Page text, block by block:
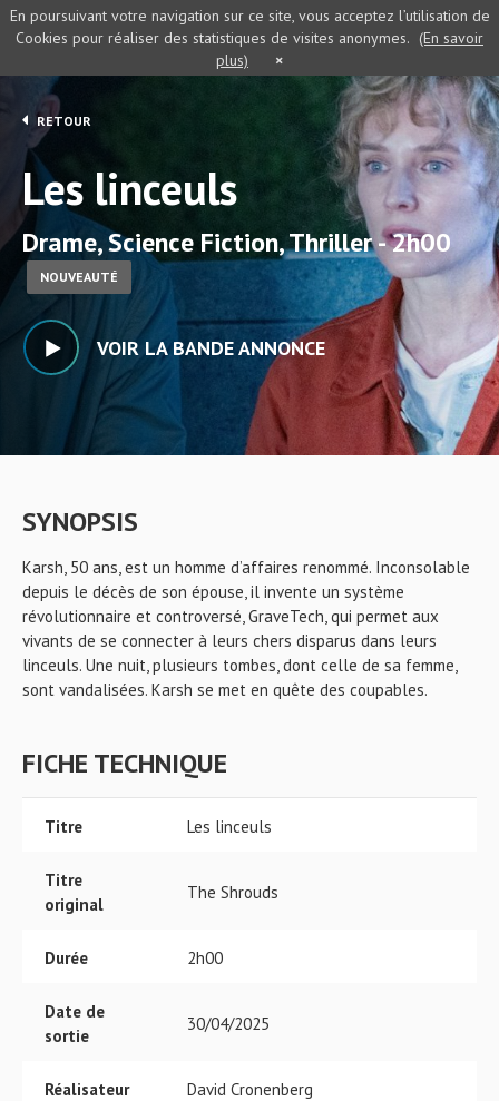
RETOUR
Les linceuls
Drame, Science Fiction, Thriller - 2h00
NOUVEAUTÉ
VOIR LA BANDE ANNONCE
SYNOPSIS
Karsh, 50 ans, est un homme d’affaires renommé. Inconsolable
depuis le décès de son épouse, il invente un système
révolutionnaire et controversé, GraveTech, qui permet aux
vivants de se connecter à leurs chers disparus dans leurs
linceuls. Une nuit, plusieurs tombes, dont celle de sa femme,
sont vandalisées. Karsh se met en quête des coupables.
FICHE TECHNIQUE
Titre Les linceuls
Titre
original
The Shrouds
Durée 2h00
Date de
sortie
30/04/2025
Réalisateur David Cronenberg
En poursuivant votre navigation sur ce site, vous acceptez l’utilisation de
Cookies pour réaliser des statistiques de visites anonymes. (En savoir
plus)
×